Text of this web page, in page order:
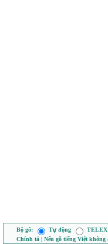
Bộ gõ: Tự động TELEX
Chính tả | Nếu gõ tiếng Việt